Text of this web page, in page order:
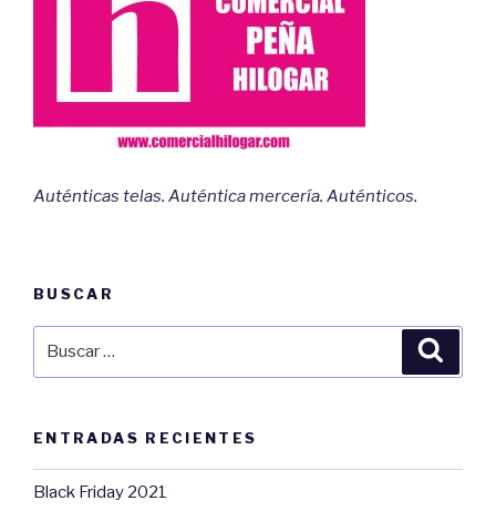
Auténticas telas. Auténtica mercería. Auténticos.
BUSCAR
ENTRADAS RECIENTES
Black Friday 2021